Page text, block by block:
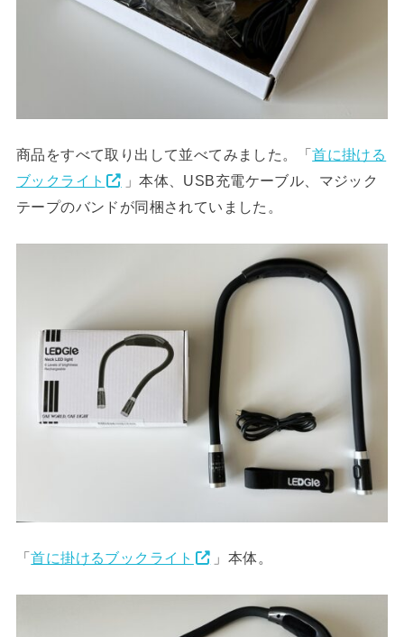
商品をすべて取り出して並べてみました。「首に掛ける
ブックライト
」本体、USB充電ケーブル、マジック
テープのバンドが同梱されていました。
「首に掛けるブックライト 」本体。